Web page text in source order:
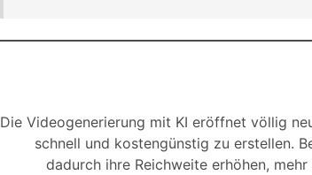
Die Videogenerierung mit KI eröffnet völlig
schnell und kostengünstig zu erstellen.
dadurch ihre Reichweite erhöhen,